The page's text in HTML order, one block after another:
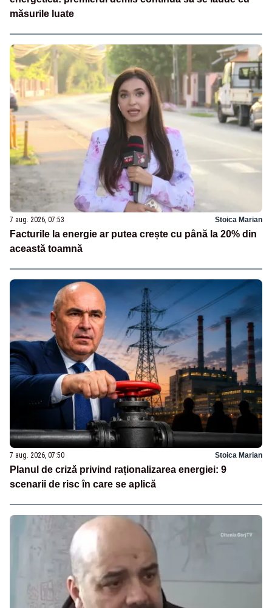
măsurile luate
7 aug. 2026, 07:53 Stoica Marian
Facturile la energie ar putea crește cu până la 20% din
această toamnă
7 aug. 2026, 07:50 Stoica Marian
Planul de criză privind raționalizarea energiei: 9
scenarii de risc în care se aplică